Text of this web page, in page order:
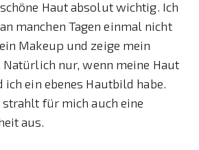
Haut absolut wichtig. Ich
manchen Tagen einmal nicht
Makeup und zeige mein
Natürlich nur, wenn meine Haut
ein ebenes Hautbild habe.
strahlt für mich auch eine
aus.